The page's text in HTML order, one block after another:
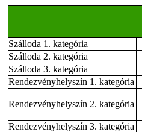
Szálloda 1. kategória
Szálloda 2. kategória
Szálloda 3. kategória
Rendezvényhelyszín 1. kategória
Rendezvényhelyszín 2. kategória
Rendezvényhelyszín 3. kategória